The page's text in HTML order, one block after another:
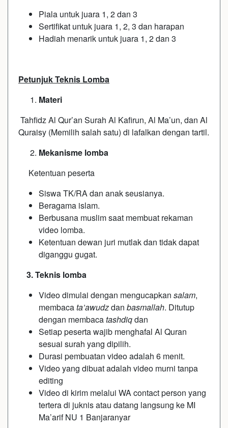
Piala untuk juara 1, 2 dan 3
Sertifikat untuk juara 1, 2, 3 dan harapan
Hadiah menarik untuk juara 1, 2 dan 3
Petunjuk Teknis Lomba
Materi
Tahfidz Al Qur’an Surah Al Kafirun, Al Ma’un, dan Al
Quraisy (Memilih salah satu) di lafalkan dengan tartil.
Mekanisme lomba
Ketentuan peserta
Siswa TK/RA dan anak seusianya.
Beragama islam.
Berbusana muslim saat membuat rekaman
video lomba.
Ketentuan dewan juri mutlak dan tidak dapat
diganggu gugat.
3. Teknis lomba
Video dimulai dengan mengucapkan salam,
membacata’awudzdan basmallah. Ditutup
dengan membacatashdiqdan
Setiap peserta wajib menghafal Al Quran
sesuai surah yang dipilih.
Durasi pembuatan video adalah 6 menit.
Video yang dibuat adalah video murni tanpa
editing
Video di kirim melalui WA contact person yang
tertera di juknis atau datang langsung ke MI
Ma’arif NU 1 Banjaranyar